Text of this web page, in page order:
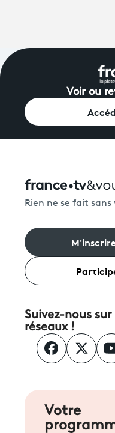
Voir ou
Rien ne se fait sans
Suivez-nous sur
réseaux !
Votre